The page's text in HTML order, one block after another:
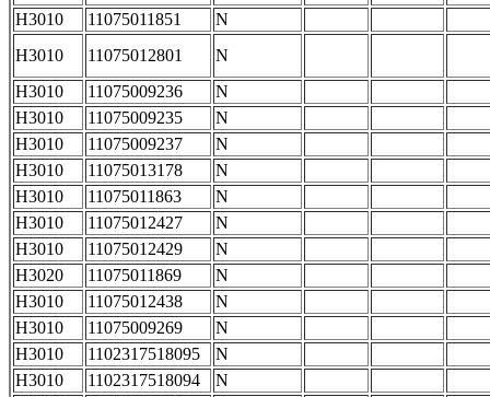
H3010 11075011851
N
H3010
11075012801
N
H3010
11075009236
N
H3010
11075009235
N
H3010
11075009237
N
H3010
11075013178
N
H3010
11075011863
N
H3010
11075012427
N
H3010
11075012429
N
H3020
11075011869
N
H3010
11075012438
N
H3010
11075009269
N
H3010
1102317518095
N
H3010
1102317518094
N